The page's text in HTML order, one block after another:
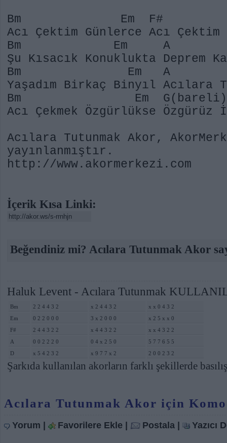
Bm Em F#
Acı Çektim Günlerce Acı
Bm Em A
Şu Kısacık Konuklukta Deprem
Bm Em A
Yaşadım Birkaç Binyıl Acılara
Bm Em
Acı Çekmek Özgürlükse Özgürüz
Acılara Tutunmak Akor,
yayınlanmıştır.
http://www.akormerkezi.com
İçerik Kısa Linki:
Beğendiniz mi? Acılara Tutunmak Akor
Haluk Levent - Acılara Tutunmak
Bm 2 2 4 4 3 2 x 2 4 4 3 2
x x 0 4 3 2
Em
0 2 2 0 0 0 3 x 2 0 0 0
x 2 5 x x 0
F#
2 4 4 3 2 2 x 4 4 3 2 2
x x 4 3 2 2
A
0 0 2 2 2 0 0 4 x 2 5 0
5 7 7 6 5 5
D
x 5 4 2 3 2 x 9 7 7 x 2 2 0 0 2 3 2
Şarkıda kullanılan akorların farklı şekillerde
Acılara Tutunmak Akor için
Yorum | Favorilere Ekle | Postala | Yazıcı